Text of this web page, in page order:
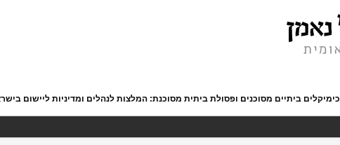
כימיקלים ביתיים מסוכנים ופסולת ביתית מסוכנת: המלצות לנהלים ומדיניות ליישום